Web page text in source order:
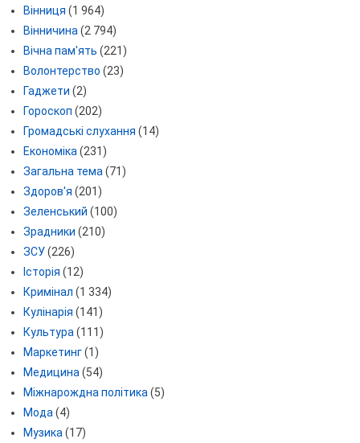
Вінниця (1 964)
Вінничина (2 794)
Вічна пам'ять (221)
Волонтерство (23)
Гаджети (2)
Гороскоп (202)
Громадські слухання (14)
Економіка (231)
Загальна тема (71)
Здоров'я (201)
Зеленський (100)
Зрадники (210)
ЗСУ(226)
Історія (12)
Кримінал (1 334)
Кулінарія (141)
Культура (111)
Маркетинг(1)
Медицина (54)
Міжнарождна політика (5)
Мода (4)
Музика (17)